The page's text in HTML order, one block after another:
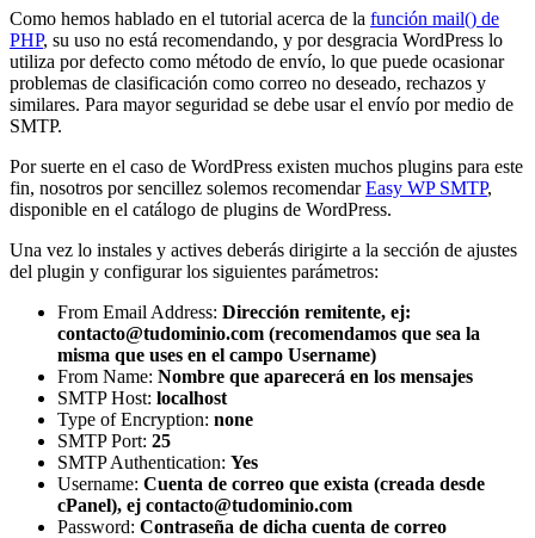
Como hemos hablado en el tutorial acerca de la función mail() de
PHP, su uso no está recomendando, y por desgracia WordPress lo
utiliza por defecto como método de envío, lo que puede ocasionar
problemas de clasificación como correo no deseado, rechazos y
similares. Para mayor seguridad se debe usar el envío por medio de
SMTP.
Por suerte en el caso de WordPress existen muchos plugins para este
fin, nosotros por sencillez solemos recomendarEasy WP SMTP,
disponible en el catálogo de plugins de WordPress.
Una vez lo instales y actives deberás dirigirte a la sección de ajustes
del plugin y configurar los siguientes parámetros:
From Email Address: Dirección remitente, ej:
contacto@tudominio.com (recomendamos que sea la
misma que uses en el campo Username)
From Name: Nombre que aparecerá en los mensajes
SMTP Host: localhost
Type of Encryption: none
SMTP Port: 25
SMTP Authentication: Yes
Username: Cuenta de correo que exista (creada desde
cPanel), ej contacto@tudominio.com
Password: Contraseña de dicha cuenta de correo